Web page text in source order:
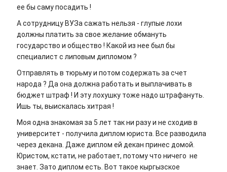
ее бы саму посадить !
А сотрудницу ВУЗа сажать нельзя - глупые лохи
должны платить за свое желание обмануть
государство и общество ! Какой из нее был бы
специалист с липовым дипломом ?
Отправлять в тюрьму и потом содержать за счет
народа ? Да она должна работать и выплачивать в
бюджет штраф ! И эту лохушку тоже надо штрафануть.
Ишь ты, выискалась хитрая !
Моя одна знакомая за 5 лет так ни разу и не сходив в
университет - получила диплом юриста. Все разводила
через декана. Даже диплом ей декан принес домой.
Юристом, кстати, не работает, потому что ничего не
знает. Зато диплом есть. Вот такое кыргызское